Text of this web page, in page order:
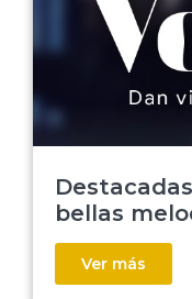
bellas
Ver más